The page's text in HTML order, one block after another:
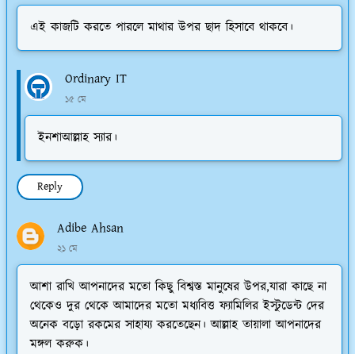
এই কাজটি করতে পারলে মাথার উপর ছাদ হিসাবে থাকবে।
Ordinary IT
১৫ মে
ইনশাআল্লাহ স্যার।
Reply
Adibe Ahsan
২১ মে
আশা রাখি আপনাদের মতো কিছু বিশ্বস্ত মানুষের উপর,যারা কাছে না
থেকেও দুর থেকে আমাদের মতো মধ্যবিত্ত ফ্যামিলির ইস্টুডেন্ট দের
অনেক বড়ো রকমের সাহায্য করতেছেন। আল্লাহ তায়ালা আপনাদের
মঙ্গল করুক।